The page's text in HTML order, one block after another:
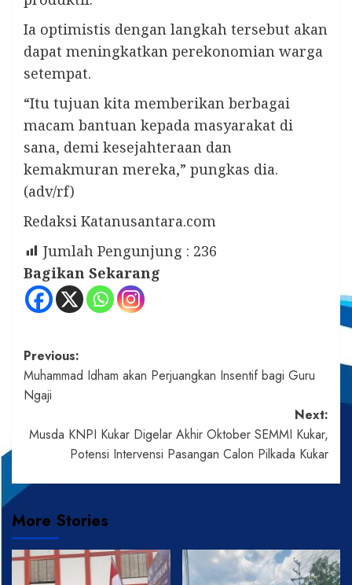
Ia optimistis dengan langkah tersebut akan
dapat meningkatkan perekonomian warga
setempat.
“Itu tujuan kita memberikan berbagai
macam bantuan kepada masyarakat di
sana, demi kesejahteraan dan
kemakmuran mereka,” pungkas dia.
(adv/rf)
Redaksi Katanusantara.com
Jumlah Pengunjung : 236
Bagikan Sekarang
Post
navigation
Previous:
Muhammad Idham akan Perjuangkan Insentif bagi Guru
Ngaji
Next:
Musda KNPI Kukar Digelar Akhir Oktober SEMMI Kukar,
Potensi Intervensi Pasangan Calon Pilkada Kukar
More Stories